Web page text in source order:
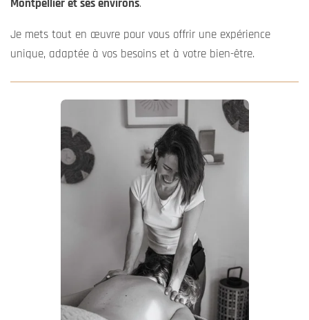
Au-delà des soins et ateliers que je propose, je souhaite
que notre rencontre soitun moment privilégiépour vous.
Unmoment d'écoute,departagesur votre vécu .
Créer un instant de bien-être, oùdouceur etbienveillance
seront les maitres mots.
Je vous propose donc des temps debien-être
soutien post accouchement au
afin de vous accompagner dans chaque moment de votre
vie .